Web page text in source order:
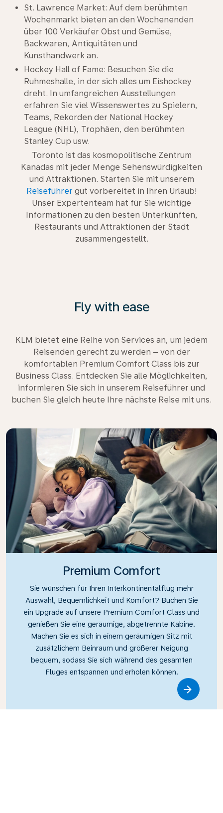
St. Lawrence Market: Auf dem berühmten
Wochenmarkt bieten an den Wochenenden
über 100 Verkäufer Obst und Gemüse,
Backwaren, Antiquitäten und
Kunsthandwerk an.
Hockey Hall of Fame: Besuchen Sie die
Ruhmeshalle, in der sich alles um Eishockey
dreht. In umfangreichen Ausstellungen
erfahren Sie viel Wissenswertes zu Spielern,
Teams, Rekorden der National Hockey
League (NHL), Trophäen, den berühmten
Stanley Cup usw.
Toronto ist das kosmopolitische Zentrum
Kanadas mit jeder Menge Sehenswürdigkeiten
und Attraktionen. Starten Sie mit unserem
Reiseführer gut vorbereitet in Ihren Urlaub!
Unser Expertenteam hat für Sie wichtige
Informationen zu den besten Unterkünften,
Restaurants und Attraktionen der Stadt
zusammengestellt.
Fly with ease
KLM bietet eine Reihe von Services an, um jedem
Reisenden gerecht zu werden – von der
komfortablen Premium Comfort Class bis zur
Business Class. Entdecken Sie alle Möglichkeiten,
informieren Sie sich in unserem Reiseführer und
buchen Sie gleich heute Ihre nächste Reise mit uns.
Premium Comfort
Sie wünschen für Ihren Interkontinentalflug mehr
Auswahl, Bequemlichkeit und Komfort? Buchen Sie
ein Upgrade auf unsere Premium Comfort Class und
genießen Sie eine geräumige, abgetrennte Kabine.
Machen Sie es sich in einem geräumigen Sitz mit
zusätzlichem Beinraum und größerer Neigung
bequem, sodass Sie sich während des gesamten
Fluges entspannen und erholen können.